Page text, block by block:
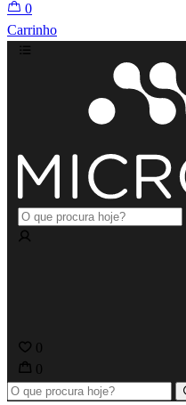
0
Carrinho
0
0